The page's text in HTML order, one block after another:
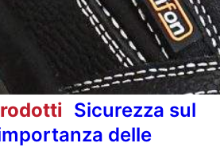
Sicurezza sul
delle